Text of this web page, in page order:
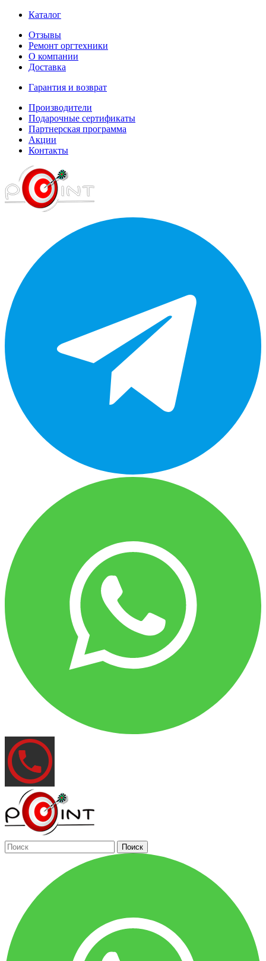
Каталог
Отзывы
Ремонт оргтехники
О компании
Доставка
Гарантия и возврат
Производители
Подарочные сертификаты
Партнерская программа
Акции
Контакты
Поиск